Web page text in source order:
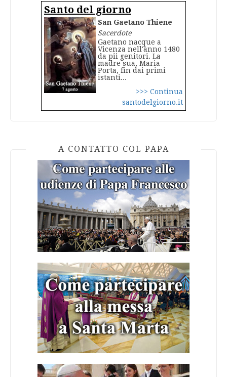
Santo del giorno
San Gaetano Thiene
Sacerdote
Gaetano nacque a
Vicenza nell'anno 1480
da pii genitori. La
madre sua, Maria
Porta, fin dai primi
istanti...
>>> Continua
santodelgiorno.it
A CONTATTO COL PAPA